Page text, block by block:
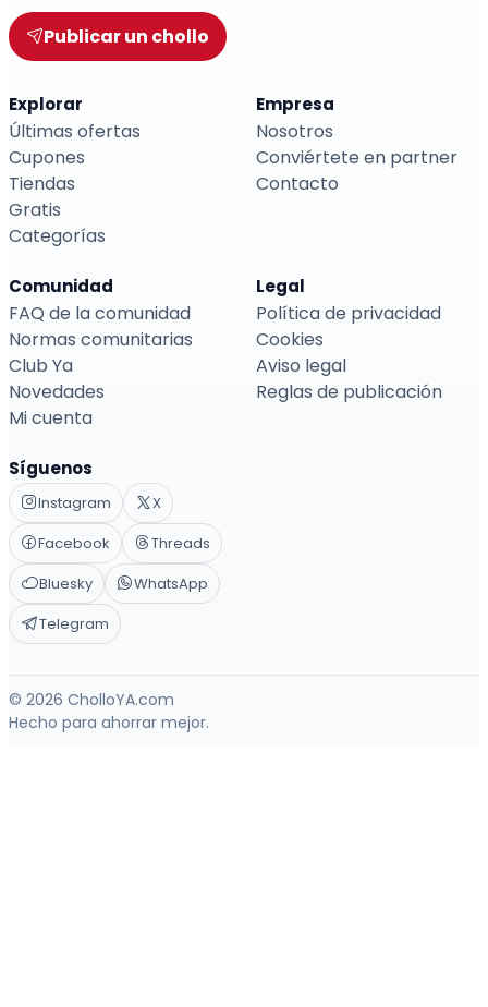
Publicar un chollo
Explorar
Últimas ofertas
Cupones
Tiendas
Gratis
Categorías
Empresa
Nosotros
Conviértete en partner
Contacto
Comunidad
FAQ de la comunidad
Normas comunitarias
Club Ya
Novedades
Mi cuenta
Legal
Política de privacidad
Cookies
Aviso legal
Reglas de publicación
Síguenos
Instagram
X
Facebook
Threads
Bluesky
WhatsApp
Telegram
© 2026 CholloYA.com
Hecho para ahorrar mejor.